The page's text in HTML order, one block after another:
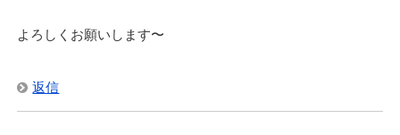
よろしくお願いします〜
返信